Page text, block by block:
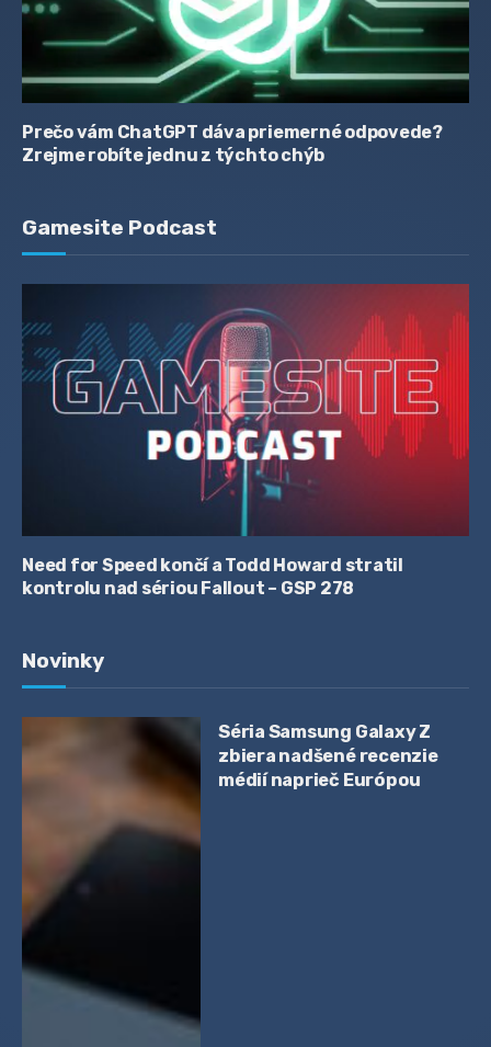
Prečo vám ChatGPT dáva priemerné odpovede?
Zrejme robíte jednu z týchto chýb
Gamesite Podcast
Need for Speed končí a Todd Howard stratil
kontrolu nad sériou Fallout – GSP 278
Novinky
Séria Samsung Galaxy Z
zbiera nadšené recenzie
médií naprieč Európou